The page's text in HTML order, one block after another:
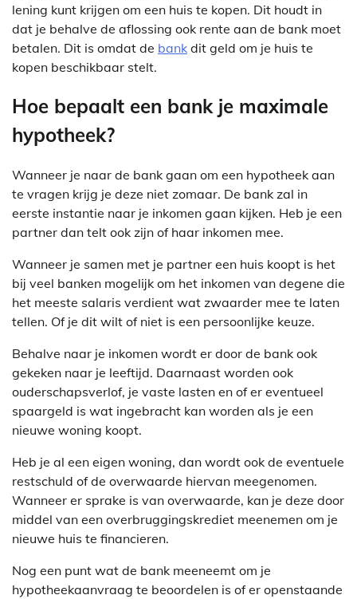
lening kunt krijgen om een huis te kopen. Dit houdt in
dat je behalve de aflossing ook rente aan de bank moet
betalen. Dit is omdat de bank dit geld om je huis te
kopen beschikbaar stelt.
Hoe bepaalt een bank je maximale
hypotheek?
Wanneer je naar de bank gaan om een hypotheek aan
te vragen krijg je deze niet zomaar. De bank zal in
eerste instantie naar je inkomen gaan kijken. Heb je een
partner dan telt ook zijn of haar inkomen mee.
Wanneer je samen met je partner een huis koopt is het
bij veel banken mogelijk om het inkomen van degene die
het meeste salaris verdient wat zwaarder mee te laten
tellen. Of je dit wilt of niet is een persoonlijke keuze.
Behalve naar je inkomen wordt er door de bank ook
gekeken naar je leeftijd. Daarnaast worden ook
ouderschapsverlof, je vaste lasten en of er eventueel
spaargeld is wat ingebracht kan worden als je een
nieuwe woning koopt.
Heb je al een eigen woning, dan wordt ook de eventuele
restschuld of de overwaarde hiervan meegenomen.
Wanneer er sprake is van overwaarde, kan je deze door
middel van een overbruggingskrediet meenemen om je
nieuwe huis te financieren.
Nog een punt wat de bank meeneemt om je
hypotheekaanvraag te beoordelen is of er openstaande